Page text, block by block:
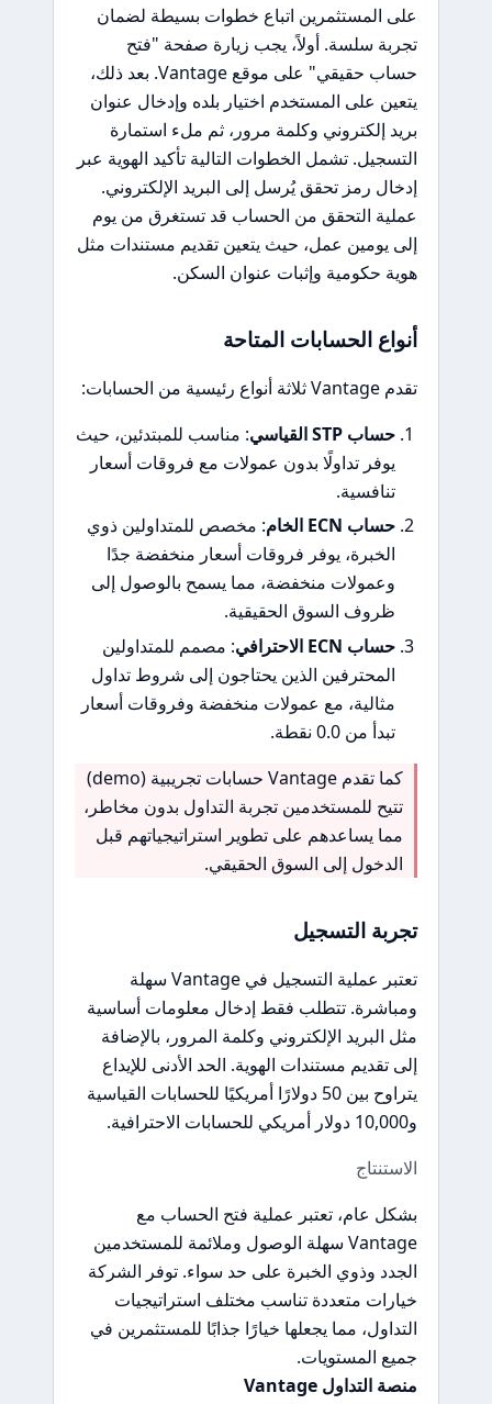
على المستثمرين اتباع خطوات بسيطة لضمان
تجربة سلسة. أولاً، يجب زيارة صفحة "فتح
حساب حقيقي" على موقع Vantage. بعد ذلك،
يتعين على المستخدم اختيار بلده وإدخال عنوان
بريد إلكتروني وكلمة مرور، ثم ملء استمارة
التسجيل. تشمل الخطوات التالية تأكيد الهوية عبر
إدخال رمز تحقق يُرسل إلى البريد الإلكتروني.
عملية التحقق من الحساب قد تستغرق من يوم
إلى يومين عمل، حيث يتعين تقديم مستندات مثل
هوية حكومية وإثبات عنوان السكن.
أنواع الحسابات المتاحة
تقدم Vantage ثلاثة أنواع رئيسية من الحسابات:
حساب STP القياسي
: مناسب للمبتدئين، حيث
يوفر تداولًا بدون عمولات مع فروقات أسعار
تنافسية.
حساب ECN الخام
: مخصص للمتداولين ذوي
الخبرة، يوفر فروقات أسعار منخفضة جدًا
وعمولات منخفضة، مما يسمح بالوصول إلى
ظروف السوق الحقيقية.
حساب ECN الاحترافي
: مصمم للمتداولين
المحترفين الذين يحتاجون إلى شروط تداول
مثالية، مع عمولات منخفضة وفروقات أسعار
تبدأ من 0.0 نقطة.
كما تقدم Vantage حسابات تجريبية (demo)
تتيح للمستخدمين تجربة التداول بدون مخاطر،
مما يساعدهم على تطوير استراتيجياتهم قبل
الدخول إلى السوق الحقيقي.
تجربة التسجيل
تعتبر عملية التسجيل في Vantage سهلة
ومباشرة. تتطلب فقط إدخال معلومات أساسية
مثل البريد الإلكتروني وكلمة المرور، بالإضافة
إلى تقديم مستندات الهوية. الحد الأدنى للإيداع
يتراوح بين 50 دولارًا أمريكيًا للحسابات القياسية
و10,000 دولار أمريكي للحسابات الاحترافية.
الاستنتاج
بشكل عام، تعتبر عملية فتح الحساب مع
Vantage سهلة الوصول وملائمة للمستخدمين
الجدد وذوي الخبرة على حد سواء. توفر الشركة
خيارات متعددة تناسب مختلف استراتيجيات
التداول، مما يجعلها خيارًا جذابًا للمستثمرين في
جميع المستويات.
منصة التداول Vantage